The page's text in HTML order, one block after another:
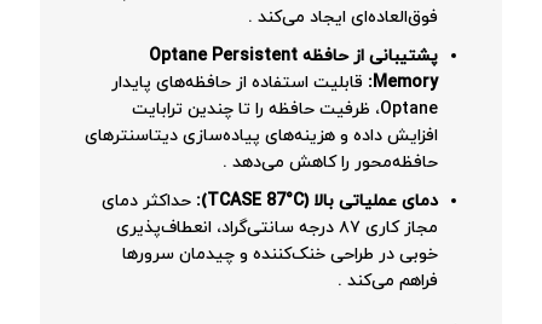
فوق‌العاده‌ای ایجاد می‌کند .
پشتیبانی از حافظه Optane Persistent
Memory: قابلیت استفاده از حافظه‌های پایدار
Optane، ظرفیت حافظه را تا چندین ترابایت
افزایش داده و هزینه‌های پیاده‌سازی دیتاسنترهای
حافظه‌محور را کاهش می‌دهد .
دمای عملیاتی بالا (TCASE 87°C):
حداکثر دمای
مجاز کاری ۸۷ درجه سانتی‌گراد، انعطاف‌پذیری
خوبی در طراحی خنک‌کننده و چیدمان سرورها
فراهم می‌کند .